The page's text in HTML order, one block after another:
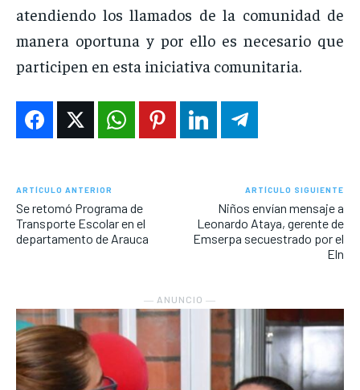
atendiendo los llamados de la comunidad de
manera oportuna y por ello es necesario que
participen en esta iniciativa comunitaria.
ARTÍCULO ANTERIOR
Se retomó Programa de
Transporte Escolar en el
departamento de Arauca
ARTÍCULO SIGUIENTE
Niños envían mensaje a
Leonardo Ataya, gerente de
Emserpa secuestrado por el
Eln
― ANUNCIO ―